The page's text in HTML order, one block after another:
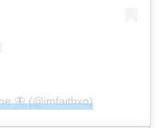
🦋 (@imfaithxo)